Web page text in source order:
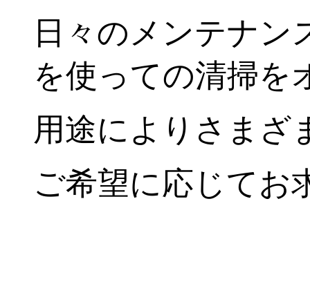
日々のメンテナン
を使っての清掃を
用途によりさまざ
ご希望に応じてお